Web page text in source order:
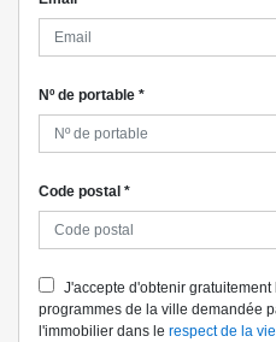
Nº de portable *
Code postal *
J'accepte d'obtenir
programmes de la ville demandée
l'immobilier dans le respect de la